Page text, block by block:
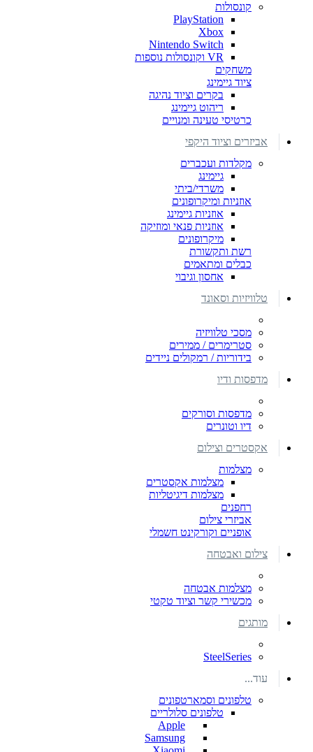
קונסולות
PlayStation
Xbox
Nintendo Switch
VR וקונסולות נוספות
משחקים
ציוד גיימינג
בקרים וציוד נהיגה
ריהוט גיימינג
כרטיסי טעינה ומנויים
אביזרים וציוד היקפי
מקלדות ועכברים
גיימינג
משרדי/ביתי
אוזניות ומיקרופונים
אוזניות גיימינג
אוזניות פנאי ומוזיקה
מיקרופונים
רשת ותקשורת
כבלים ומתאמים
אחסון וגיבוי
טלוויזיות וסאונד
מסכי טלוויזיה
סטרימרים / ממירים
בידוריות / רמקולים ניידים
מדפסות ודיו
מדפסות וסורקים
דיו וטונרים
אקסטרים וצילום
מצלמות
מצלמות אקסטרים
מצלמות דיגיטליות
רחפנים
אביזרי צילום
אופניים וקורקינט חשמלי
צילום ואבטחה
מצלמות אבטחה
מכשירי קשר וציוד טקטי
מותגים
SteelSeries
עוד...
טלפונים וסמארטפונים
טלפונים סלולריים
Apple
Samsung